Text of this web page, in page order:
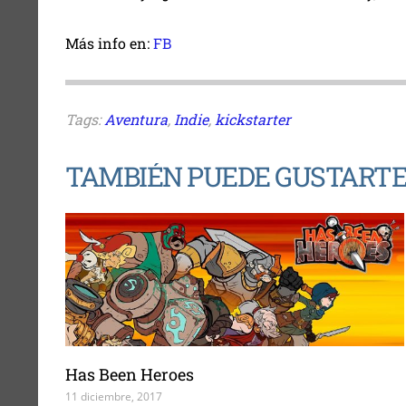
Más info en:FB
Tags:Aventura, Indie, kickstarter
TAMBIÉN PUEDE GUSTARTE
Has Been Heroes
11 diciembre, 2017